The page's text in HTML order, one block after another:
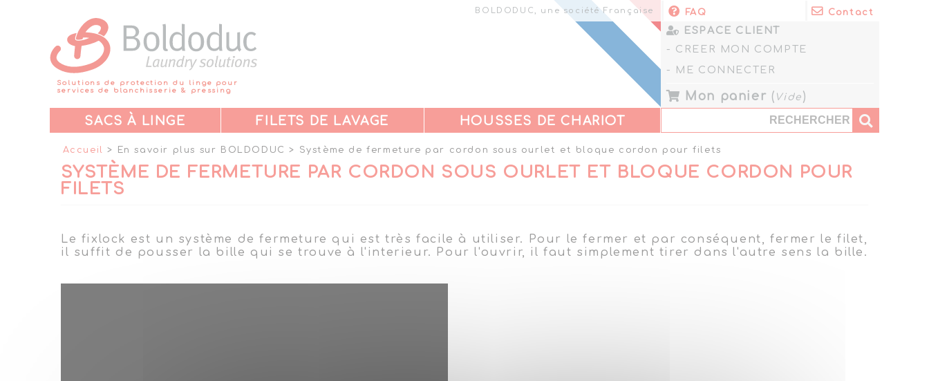
Solutions de protection du linge pour
services de blanchisserie & pressing
FAQ Contact
ESPACE CLIENT
- CREER MON COMPTE
- ME CONNECTER
Mon panier ( Vide )
BOLDODUC, une société Française
SACS À LINGE FILETS DE LAVAGE HOUSSES DE CHARIOT
Accueil > En savoir plus sur BOLDODUC > Système de fermeture par cordon sous ourlet et bloque cordon pour filets
SYSTÈME DE FERMETURE PAR CORDON SOUS OURLET ET BLOQUE CORDON POUR
FILETS
Le fixlock est un système de fermeture qui est très facile à utiliser. Pour le fermer et par conséquent, fermer le filet,
il suffit de pousser la bille qui se trouve à l'interieur. Pour l'ouvrir, il faut simplement tirer dans l'autre sens la bille.